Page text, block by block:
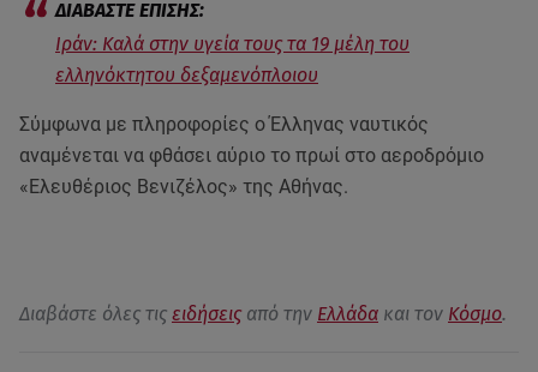
Ιράν: Καλά στην υγεία τους τα 19 μέλη του
ελληνόκτητου δεξαμενόπλοιου
Σύμφωνα με πληροφορίες ο Έλληνας ναυτικός
αναμένεται να φθάσει αύριο το πρωί στο αεροδρόμιο
«Ελευθέριος Βενιζέλος» της Αθήνας.
Διαβάστε όλες τις ειδήσεις από την Ελλάδα και τον Κόσμο.